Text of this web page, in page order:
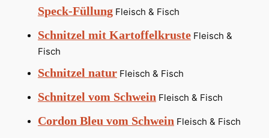
Speck-FüllungFleisch & Fisch
Schnitzel mit KartoffelkrusteFleisch &
Fisch
Schnitzel naturFleisch & Fisch
Schnitzel vom SchweinFleisch & Fisch
Cordon Bleu vom SchweinFleisch & Fisch